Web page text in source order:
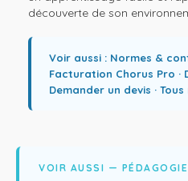
découverte de son
Voir aussi : Normes &
Facturation Chorus Pro ·
Demander un devis · Tous
VOIR AUSSI —